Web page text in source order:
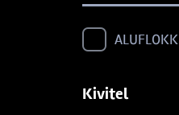
TUBERTINI
ALUFLOKK
Kivitel